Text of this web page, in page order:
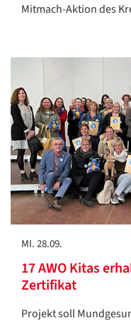
Mitmach-Aktion des
MI. 28.09.
17 AWO Kitas
Zertifikat
Projekt soll